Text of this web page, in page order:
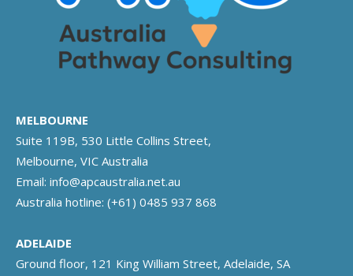
MELBOURNE
Suite 119B, 530 Little Collins Street,
Melbourne, VIC Australia
Email: info@apcaustralia.net.au
Australia hotline: (+61) 0485 937 868
ADELAIDE
Ground floor, 121 King William Street, Adelaide, SA